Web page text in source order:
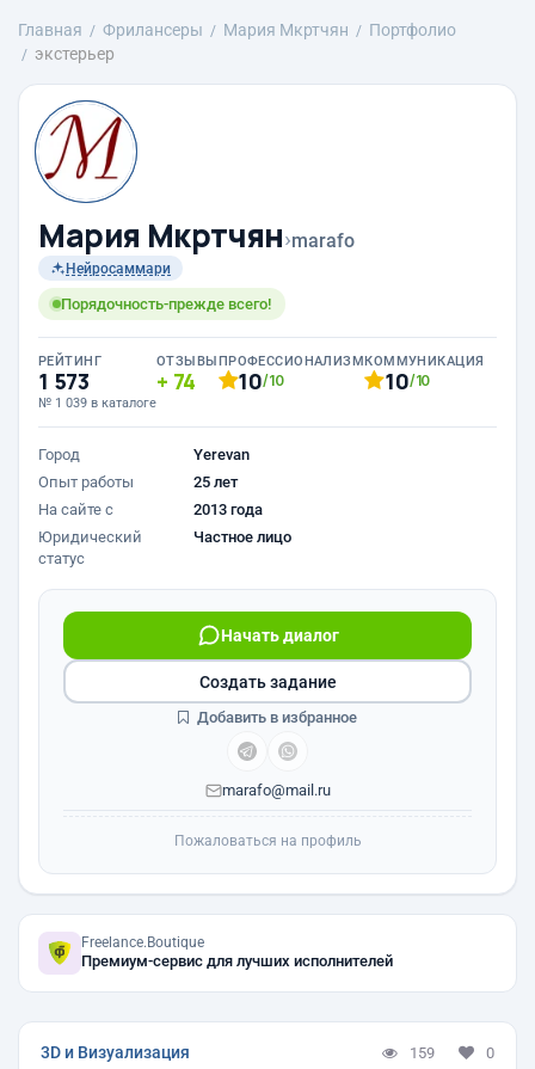
Главная Фрилансеры Mария Мкртчян
Портфолио
экстерьер
Mария Мкртчян›marafo
Нейросаммари
Порядочность-прежде всего!
РЕЙТИНГ
1 573
№ 1 039 в каталоге
ОТЗЫВЫ
74
ПРОФЕССИОНАЛИЗМ
10/10
КОММУНИКАЦИЯ
10/10
Город
Yerevan
Опыт работы
25 лет
На сайте с
2013 года
Юридический
статус
Частное лицо
Начать диалог
marafo@mail.ru
Создать задание
Добавить в избранное
Пожаловаться на профиль
Freelance.Boutique
Премиум-сервис для лучших исполнителей
3D и Визуализация 159 0